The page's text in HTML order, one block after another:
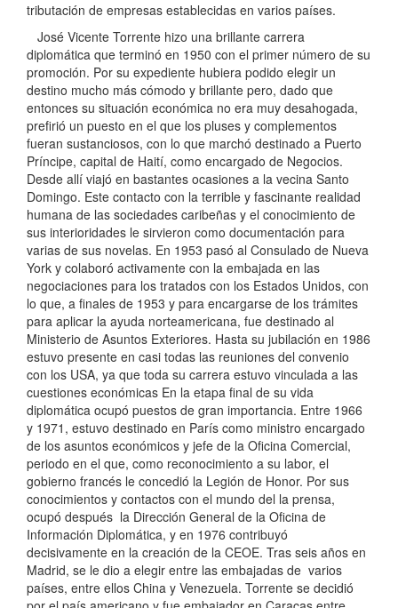
tributación de empresas establecidas en varios países.
José Vicente Torrente hizo una brillante carrera
diplomática que terminó en 1950 con el primer número de su
promoción. Por su expediente hubiera podido elegir un
destino mucho más cómodo y brillante pero, dado que
entonces su situación económica no era muy desahogada,
prefirió un puesto en el que los pluses y complementos
fueran sustanciosos, con lo que marchó destinado a Puerto
Príncipe, capital de Haití, como encargado de Negocios.
Desde allí viajó en bastantes ocasiones a la vecina Santo
Domingo. Este contacto con la terrible y fascinante realidad
humana de las sociedades caribeñas y el conocimiento de
sus interioridades le sirvieron como documentación para
varias de sus novelas. En 1953 pasó al Consulado de Nueva
York y colaboró activamente con la embajada en las
negociaciones para los tratados con los Estados Unidos, con
lo que, a finales de 1953 y para encargarse de los trámites
para aplicar la ayuda norteamericana, fue destinado al
Ministerio de Asuntos Exteriores. Hasta su jubilación en 1986
estuvo presente en casi todas las reuniones del convenio
con los USA, ya que toda su carrera estuvo vinculada a las
cuestiones económicas En la etapa final de su vida
diplomática ocupó puestos de gran importancia. Entre 1966
y 1971, estuvo destinado en París como ministro encargado
de los asuntos económicos y jefe de la Oficina Comercial,
periodo en el que, como reconocimiento a su labor, el
gobierno francés le concedió la Legión de Honor. Por sus
conocimientos y contactos con el mundo del la prensa,
ocupó después la Dirección General de la Oficina de
Información Diplomática, y en 1976 contribuyó
decisivamente en la creación de la CEOE. Tras seis años en
Madrid, se le dio a elegir entre las embajadas de varios
países, entre ellos China y Venezuela. Torrente se decidió